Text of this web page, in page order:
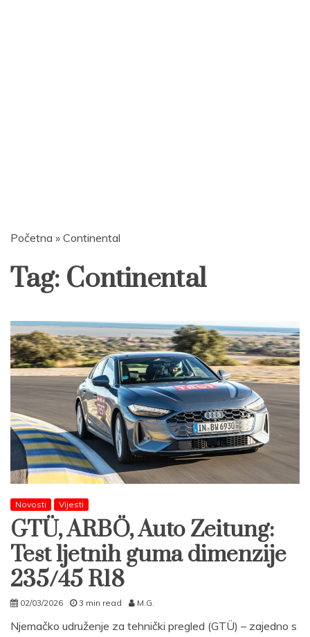
Početna » Continental
Tag: Continental
Novosti Vijesti
GTÜ, ARBÖ, Auto Zeitung:
Test ljetnih guma dimenzije
235/45 R18
02/03/2026 3 min read M.G.
Njemačko udruženje za tehnički pregled (GTÜ) – zajedno s